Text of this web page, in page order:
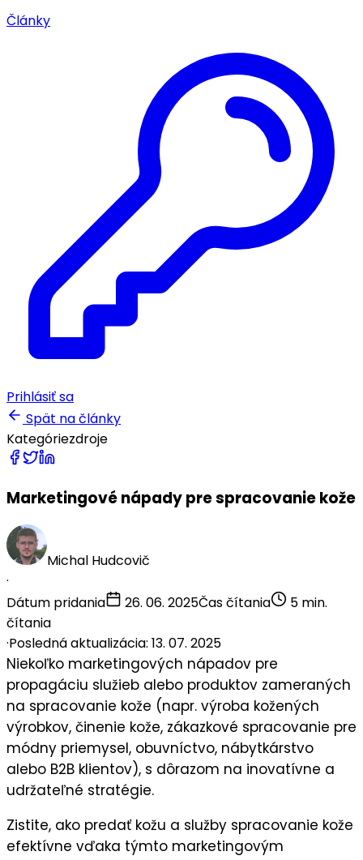
Články
Prihlásiť sa
Spät na články
Kategóriezdroje
Marketingové nápady pre spracovanie kože
Michal Hudcovič
·
Dátum pridania
26. 06. 2025Čas čítania
5 min.
čítania
·Posledná aktualizácia: 13. 07. 2025
Niekoľko marketingových nápadov pre
propagáciu služieb alebo produktov zameraných
na spracovanie kože (napr. výroba kožených
výrobkov, činenie kože, zákazkové spracovanie pre
módny priemysel, obuvníctvo, nábytkárstvo
alebo B2B klientov), s dôrazom na inovatívne a
udržateľné stratégie.
Zistite, ako predať kožu a služby spracovanie kože
efektívne vďaka týmto marketingovým